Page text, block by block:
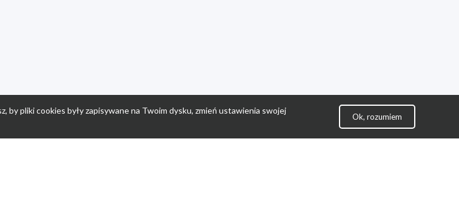
by pliki cookies były zapisywane na Twoim dysku, zmień ustawienia swojej
Ok, rozumiem